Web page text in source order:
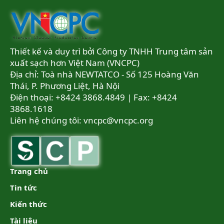
Thiết kế và duy trì bởi Công ty TNHH Trung tâm sản
xuất sạch hơn Việt Nam (VNCPC)
Địa chỉ: Toà nhà NEWTATCO - Số 125 Hoàng Văn
Thái, P. Phương Liệt, Hà Nội
Điện thoại: +8424 3868.4849 | Fax: +8424
3868.1618
Liên hệ chúng tôi: vncpc@vncpc.org
Trang chủ
Tin tức
Kiến thức
Tài liệu